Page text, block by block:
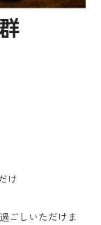
け
ごしいただけま